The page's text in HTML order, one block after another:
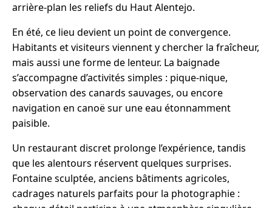
arrière-plan les reliefs du Haut Alentejo.
En été, ce lieu devient un point de convergence.
Habitants et visiteurs viennent y chercher la fraîcheur,
mais aussi une forme de lenteur. La baignade
s’accompagne d’activités simples : pique-nique,
observation des canards sauvages, ou encore
navigation en canoë sur une eau étonnamment
paisible.
Un restaurant discret prolonge l’expérience, tandis
que les alentours réservent quelques surprises.
Fontaine sculptée, anciens bâtiments agricoles,
cadrages naturels parfaits pour la photographie :